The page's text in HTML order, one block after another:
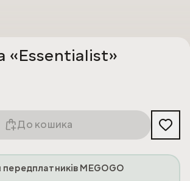
«Essentialist»
До кошика
MEGOGO